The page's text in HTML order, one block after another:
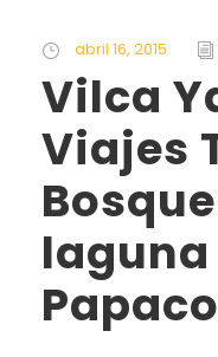
abril 16, 2015
Vilca
Viajes
laguna